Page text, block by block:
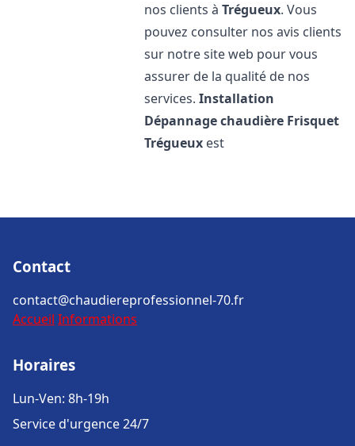
nos clients àTrégueux. Vous
pouvez consulter nos avis clients
sur notre site web pour vous
assurer de la qualité de nos
services.Installation
Dépannage chaudière Frisquet
Trégueux est
Contact
contact@chaudiereprofessionnel-70.fr
Accueil Informations
Horaires
Lun-Ven: 8h-19h
Service d'urgence 24/7